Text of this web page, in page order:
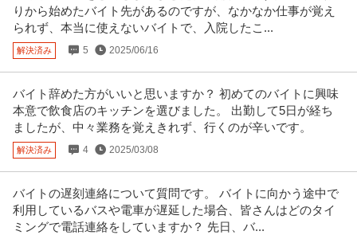
りから始めたバイト先があるのですが、なかなか仕事が覚え
られず、本当に使えないバイトで、入院したこ...
解決済み 5 2025/06/16
バイト辞めた方がいいと思いますか？ 初めてのバイトに興味
本意で飲食店のキッチンを選びました。 出勤して5日が経ち
ましたが、中々業務を覚えきれず、行くのが辛いです。
解決済み 4 2025/03/08
バイトの遅刻連絡について質問です。 バイトに向かう途中で
利用しているバスや電車が遅延した場合、皆さんはどのタイ
ミングで電話連絡をしていますか？ 先日、バ...